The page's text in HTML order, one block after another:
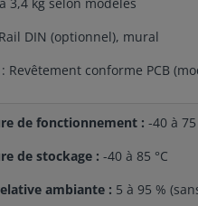
DIN (optionnel), mural
: Revêtement conforme PCB
de fonctionnement : -40 à 75
de stockage : -40 à 85 °C
ambiante : 5 à 95 %